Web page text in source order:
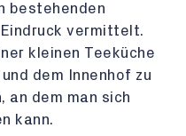
bestehenden
vermittelt.
kleinen Teeküche
dem Innenhof zu
an dem man sich
kann.